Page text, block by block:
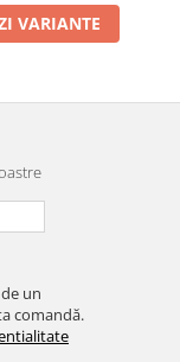
VARIANTE
un
comandă.